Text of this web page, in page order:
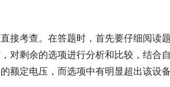
接考查。在答题时，首先要仔细阅读
对剩余的选项进行分析和比较，结合
额定电压，而选项中有明显超出该设